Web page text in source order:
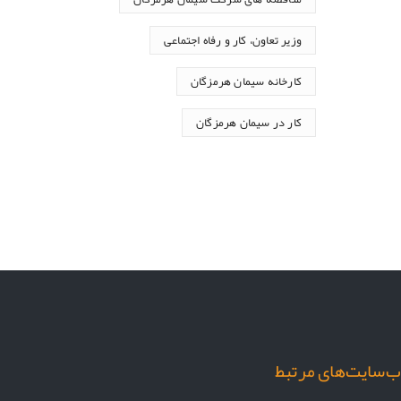
وزیر تعاون، کار و رفاه اجتماعی
کارخانه سیمان هرمزگان
کار در سیمان هرمزگان
مرتبط